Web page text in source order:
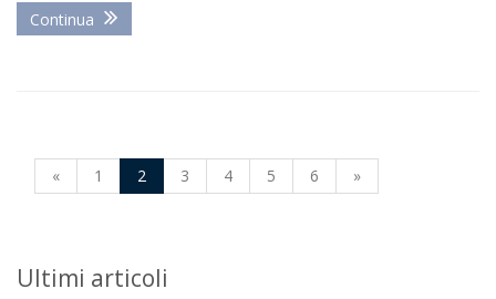
Continua
« 1 2 3 4 5 6 »
Ultimi articoli